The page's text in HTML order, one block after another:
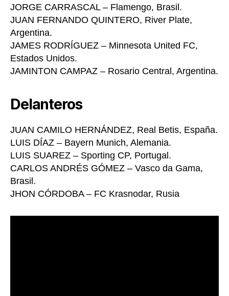
JORGE CARRASCAL – Flamengo, Brasil.
JUAN FERNANDO QUINTERO, River Plate,
Argentina.
JAMES RODRÍGUEZ – Minnesota United FC,
Estados Unidos.
JAMINTON CAMPAZ – Rosario Central, Argentina.
Delanteros
JUAN CAMILO HERNÁNDEZ, Real Betis, España.
LUIS DÍAZ – Bayern Munich, Alemania.
LUIS SUAREZ – Sporting CP, Portugal.
CARLOS ANDRÉS GÓMEZ – Vasco da Gama,
Brasil.
JHON CÓRDOBA – FC Krasnodar, Rusia